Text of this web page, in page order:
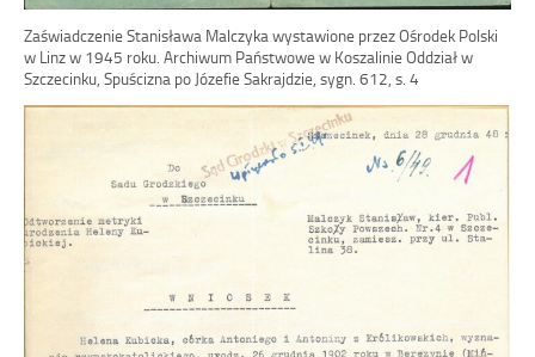
Zaświadczenie Stanisława Malczyka wystawione przez Ośrodek Polski
w Linz w 1945 roku. Archiwum Państwowe w Koszalinie Oddział w
Szczecinku, Spuścizna po Józefie Sakrajdzie, sygn. 612, s. 4